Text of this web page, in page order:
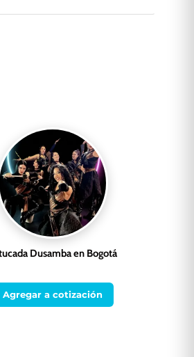
Dusamba en Bogotá
Agregar a cotización